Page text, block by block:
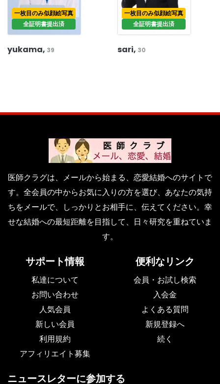
一枚目のみ似顔絵写真
全証明書提出済
yukama, 39
一枚目のみ似顔絵写真
全証明書提出済
sari, 30
医師クラグは、メールから始まる、恋愛結婚へのサイトで
す。全会員の中からお気に入りの方を選び、あなたの気持
ちをメールで、しっかりとお相手に、伝えてください。幸
せな結婚への最短距離を目指して、日々研究を重ねていま
す。
サポート情報
私達について
お問い合わせ
人気会員
新しい会員
利用規約
アフィリエイト募集
便利なリンク
会員・お試し検索
入会金
よくある質問
新規登録へ
続く
ニュースレターに参加する